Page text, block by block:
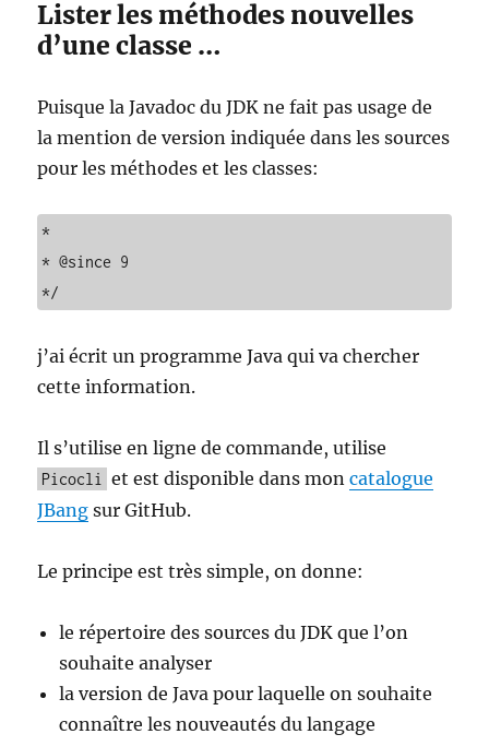
Lister les méthodes nouvelles
d’une classe …
Puisque la Javadoc du JDK ne fait pas usage de
la mention de version indiquée dans les sources
pour les méthodes et les classes:
*
* @since 9
*/
j’ai écrit un programme Java qui va chercher
cette information.
Il s’utilise en ligne de commande, utilise
Picocli et est disponible dans moncatalogue
JBang sur GitHub.
Le principe est très simple, on donne:
le répertoire des sources du JDK que l’on
souhaite analyser
la version de Java pour laquelle on souhaite
connaître les nouveautés du langage